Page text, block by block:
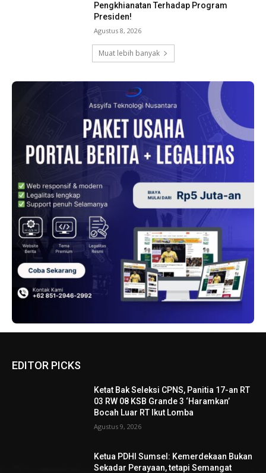
Pengkhianatan Terhadap Program
Presiden!
Agustus 8, 2026
Muat lebih banyak
EDITOR PICKS
Ketat Bak Seleksi CPNS, Panitia 17-an RT
03 RW 08 KSB Grande 3 ‘Haramkan’
Bocah Luar RT Ikut Lomba
Agustus 9, 2026
Ketua PDHI Sumsel: Kemerdekaan Bukan
Sekadar Perayaan, tetapi Semangat